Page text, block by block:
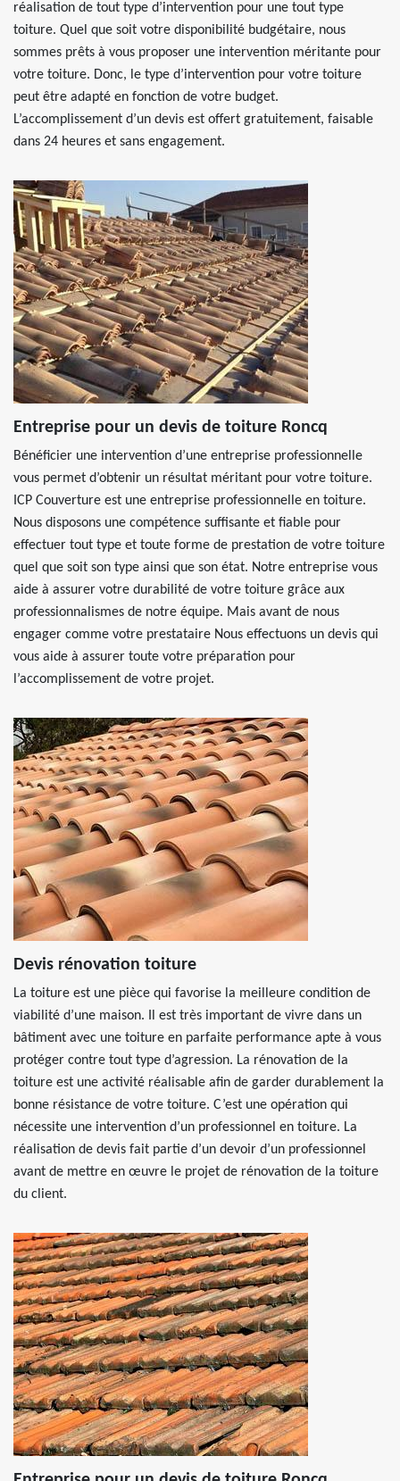
réalisation de tout type d’intervention pour une tout type
toiture. Quel que soit votre disponibilité budgétaire, nous
sommes prêts à vous proposer une intervention méritante pour
votre toiture. Donc, le type d’intervention pour votre toiture
peut être adapté en fonction de votre budget.
L’accomplissement d’un devis est offert gratuitement, faisable
dans 24 heures et sans engagement.
Entreprise pour un devis de toiture Roncq
Bénéficier une intervention d’une entreprise professionnelle
vous permet d’obtenir un résultat méritant pour votre toiture.
ICP Couverture est une entreprise professionnelle en toiture.
Nous disposons une compétence suffisante et fiable pour
effectuer tout type et toute forme de prestation de votre toiture
quel que soit son type ainsi que son état. Notre entreprise vous
aide à assurer votre durabilité de votre toiture grâce aux
professionnalismes de notre équipe. Mais avant de nous
engager comme votre prestataire Nous effectuons un devis qui
vous aide à assurer toute votre préparation pour
l’accomplissement de votre projet.
Devis rénovation toiture
La toiture est une pièce qui favorise la meilleure condition de
viabilité d’une maison. Il est très important de vivre dans un
bâtiment avec une toiture en parfaite performance apte à vous
protéger contre tout type d’agression. La rénovation de la
toiture est une activité réalisable afin de garder durablement la
bonne résistance de votre toiture. C’est une opération qui
nécessite une intervention d’un professionnel en toiture. La
réalisation de devis fait partie d’un devoir d’un professionnel
avant de mettre en œuvre le projet de rénovation de la toiture
du client.